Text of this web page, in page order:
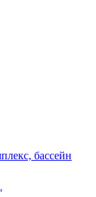
бассейн